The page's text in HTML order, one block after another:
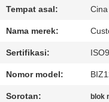
KUALITAS
Tempat asal: Cina
Nama merek:
Sertifikasi:
Nomor model:
Sorotan: blok